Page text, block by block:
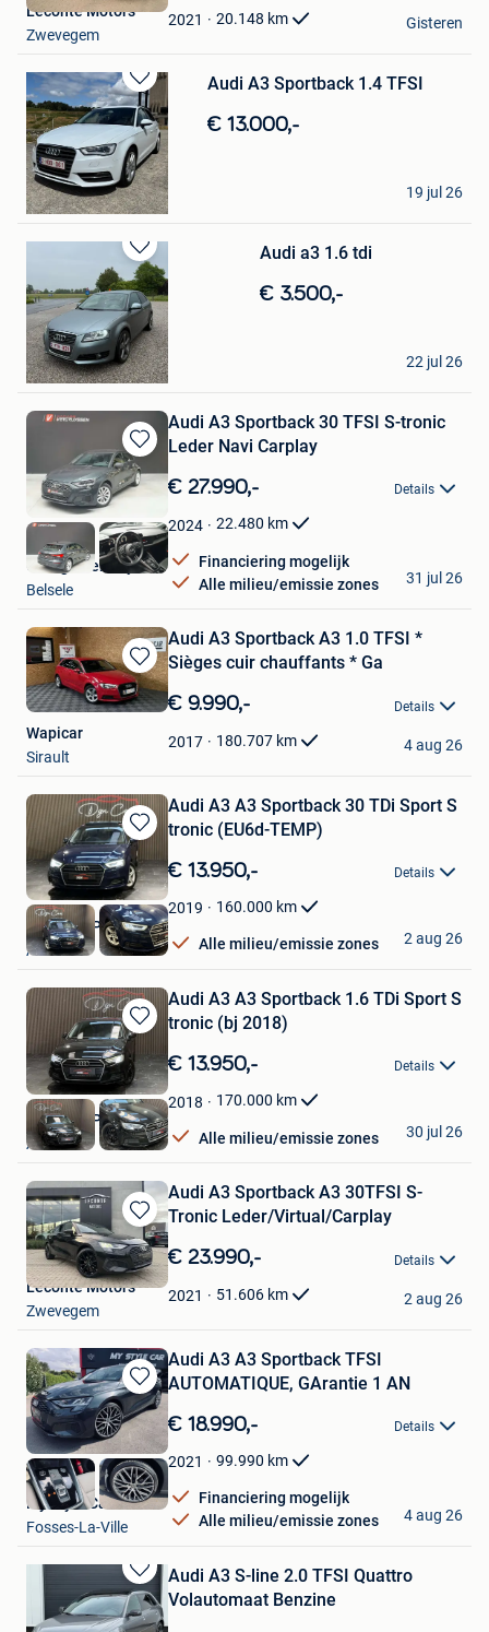
Favorieten
2021 20.148 km
Leconte Motors
Zwevegem
Gisteren
Bewaren
Mijn
Favorieten
Audi A3 Sportback 1.4 TFSI
€ 13.000,-
Ylm
La Louviere
19 jul 26
Bewaren
in
Mijn
Favorieten
Audi a3 1.6 tdi
€ 3.500,-
yanis verg.
Roeselare
22 jul 26
Bewaren
in
Mijn
Favorieten
Audi A3 Sportback 30 TFSI S-tronic
Leder Navi Carplay
€ 27.990,- Details
2024 22.480 km
Financiering mogelijk
Alle milieu/emissie zones
Garage Vercruyssen
Belsele
31 jul 26
Bewaren
in
Mijn
Favorieten
Audi A3 Sportback A3 1.0 TFSI *
Sièges cuir chauffants * Ga
€ 9.990,- Details
2017 180.707 km
Wapicar
Sirault
4 aug 26
Bewaren
in
Mijn
Favorieten
Audi A3 A3 Sportback 30 TDi Sport S
tronic (EU6d-TEMP)
€ 13.950,- Details
2019 160.000 km
Alle milieu/emissie zones
DGN CORPORATE
Ans
2 aug 26
Bewaren
in
Mijn
Favorieten
Audi A3 A3 Sportback 1.6 TDi Sport S
tronic (bj 2018)
€ 13.950,- Details
2018 170.000 km
Alle milieu/emissie zones
DGN CORPORATE
Ans
30 jul 26
Bewaren
in
Mijn
Favorieten
Audi A3 Sportback A3 30TFSI S-
Tronic Leder/Virtual/Carplay
€ 23.990,- Details
2021 51.606 km
Leconte Motors
Zwevegem
2 aug 26
Bewaren
in
Mijn
Favorieten
Audi A3 A3 Sportback TFSI
AUTOMATIQUE, GArantie 1 AN
€ 18.990,- Details
2021 99.990 km
Financiering mogelijk
Alle milieu/emissie zones
My Style Car
Fosses-La-Ville
4 aug 26
Bewaren
in
Mijn
Audi A3 S-line 2.0 TFSI Quattro
Volautomaat Benzine